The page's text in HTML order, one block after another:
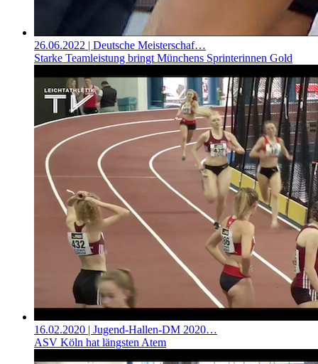
26.06.2022 | Deutsche Meisterschaf…
Starke Teamleistung bringt Münchens Sprinterinnen Gold
16.02.2020 | Jugend-Hallen-DM 2020…
ASV Köln hat längsten Atem